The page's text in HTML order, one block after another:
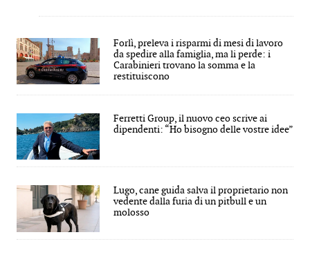
Forlì, preleva i risparmi di mesi di lavoro
da spedire alla famiglia, ma li perde: i
Carabinieri trovano la somma e la
restituiscono
Ferretti Group, il nuovo ceo scrive ai
dipendenti: “Ho bisogno delle vostre idee”
Lugo, cane guida salva il proprietario non
vedente dalla furia di un pitbull e un
molosso